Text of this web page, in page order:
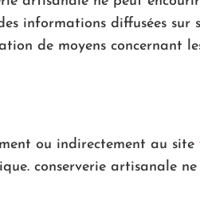
informations diffusées sur
de moyens concernant
ou indirectement au site
conserverie artisanale